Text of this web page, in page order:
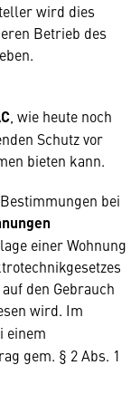
wird dies
Betrieb des
, wie heute noch
Schutz vor
bieten kann.
bei
einer Wohnung
den Gebrauch
wird. Im
einem
gem. § 2 Abs. 1